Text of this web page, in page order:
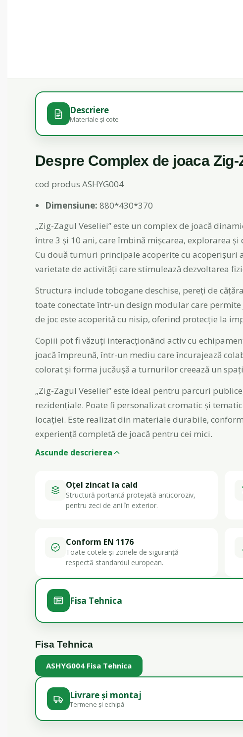
Descriere
Materiale și cote
Despre Complex de joaca Zig-
cod produs ASHYG004
Dimensiune: 880*430*370
„Zig-Zagul Veseliei” este un complex de joacă
între 3 și 10 ani, care îmbină mișcarea, explorarea
Cu două turnuri principale acoperite cu acoperișuri
varietate de activități care stimulează dezvoltarea
Structura include tobogane deschise, pereți de
toate conectate într-un design modular care
de joc este acoperită cu nisip, oferind protecție la
Copiii pot fi văzuți interacționând activ cu
joacă împreună, într-un mediu care încurajează
colorat și forma jucăușă a turnurilor creează un
„Zig-Zagul Veseliei” este ideal pentru parcuri
rezidențiale. Poate fi personalizat cromatic și
locației. Este realizat din materiale durabile,
experiență completă de joacă pentru cei mici.
Ascunde descrierea
Oțel zincat la cald
Structură portantă protejată anticoroziv,
pentru zeci de ani în exterior.
Conform EN 1176
Toate cotele și zonele de siguranță
respectă standardul european.
Fisa Tehnica
Fisa Tehnica
ASHYG004 Fisa Tehnica
Livrare și montaj
Termene și echipă